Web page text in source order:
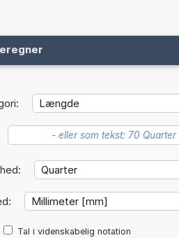
Tal i videnskabelig notation